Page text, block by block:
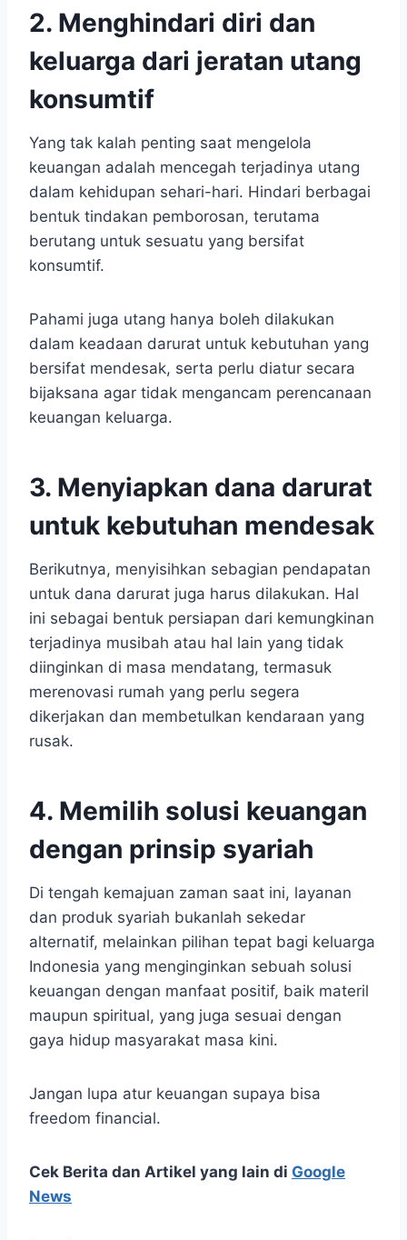
2. Menghindari diri dan
keluarga dari jeratan utang
konsumtif
Yang tak kalah penting saat mengelola
keuangan adalah mencegah terjadinya utang
dalam kehidupan sehari-hari. Hindari berbagai
bentuk tindakan pemborosan, terutama
berutang untuk sesuatu yang bersifat
konsumtif.
Pahami juga utang hanya boleh dilakukan
dalam keadaan darurat untuk kebutuhan yang
bersifat mendesak, serta perlu diatur secara
bijaksana agar tidak mengancam perencanaan
keuangan keluarga.
3. Menyiapkan dana darurat
untuk kebutuhan mendesak
Berikutnya, menyisihkan sebagian pendapatan
untuk dana darurat juga harus dilakukan. Hal
ini sebagai bentuk persiapan dari kemungkinan
terjadinya musibah atau hal lain yang tidak
diinginkan di masa mendatang, termasuk
merenovasi rumah yang perlu segera
dikerjakan dan membetulkan kendaraan yang
rusak.
4. Memilih solusi keuangan
dengan prinsip syariah
Di tengah kemajuan zaman saat ini, layanan
dan produk syariah bukanlah sekedar
alternatif, melainkan pilihan tepat bagi keluarga
Indonesia yang menginginkan sebuah solusi
keuangan dengan manfaat positif, baik materil
maupun spiritual, yang juga sesuai dengan
gaya hidup masyarakat masa kini.
Jangan lupa atur keuangan supaya bisa
freedom financial.
Cek Berita dan Artikel yang lain di Google
News